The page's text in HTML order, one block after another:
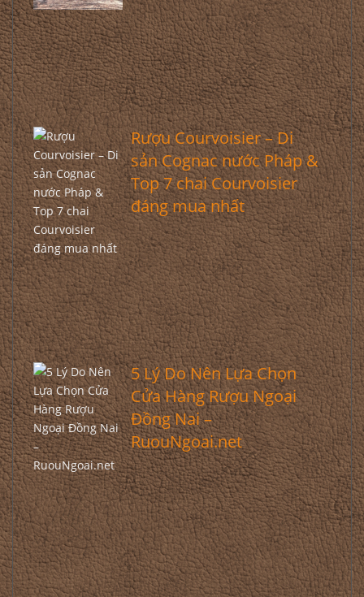
Rượu Courvoisier – Di
sản Cognac nước Pháp &
Top 7 chai Courvoisier
đáng mua nhất
5 Lý Do Nên Lựa Chọn
Cửa Hàng Rượu Ngoại
Đồng Nai –
RuouNgoai.net